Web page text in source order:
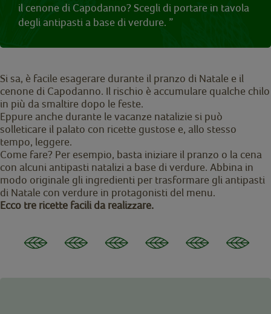
il cenone di Capodanno? Scegli di portare in tavola
degli antipasti a base di verdure. ”
Si sa, è facile esagerare durante il pranzo di Natale e il
cenone di Capodanno. Il rischio è accumulare qualche chilo
in più da smaltire dopo le feste.
Eppure anche durante le vacanze natalizie si può
solleticare il palato con ricette gustose e, allo stesso
tempo, leggere.
Come fare? Per esempio, basta iniziare il pranzo o la cena
con alcuni antipasti natalizi a base di verdure. Abbina in
modo originale gli ingredienti per trasformare gli antipasti
di Natale con verdure in protagonisti del menu.
Ecco tre ricette facili da realizzare.